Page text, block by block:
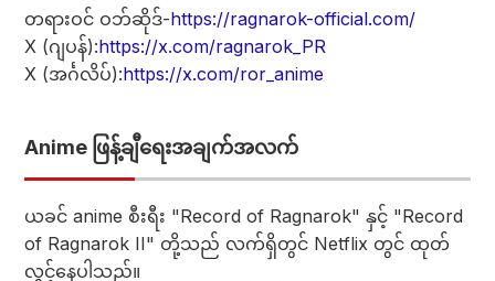
တရားဝင် ဝဘ်ဆိုဒ်-https://ragnarok-official.com/
X (ဂျပန်):https://x.com/ragnarok_PR
X (အင်္ဂလိပ်):https://x.com/ror_anime
Anime ဖြန့်ချီရေးအချက်အလက်
ယခင် anime စီးရီး "Record of Ragnarok" နှင့် "Record
of Ragnarok II" တို့သည် လက်ရှိတွင် Netflix တွင် ထုတ်
လွှင့်နေပါသည်။